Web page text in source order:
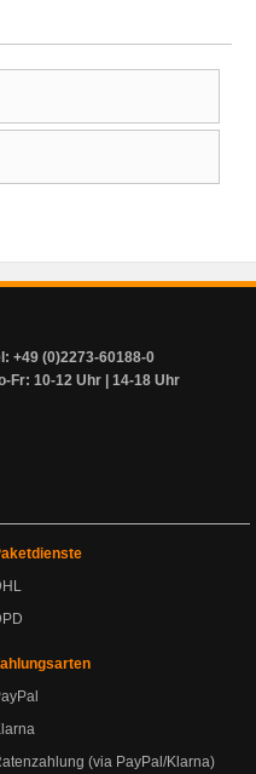
+49 (0)2273-60188-0
Fr: 10-12 Uhr | 14-18 Uhr
(via PayPal/Klarna)